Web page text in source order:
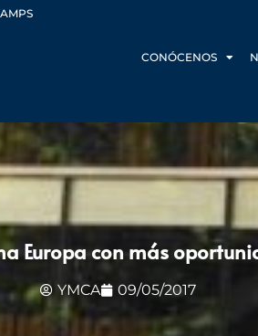
CONÓCENOS
Europa con más
YMCA 09/05/2017